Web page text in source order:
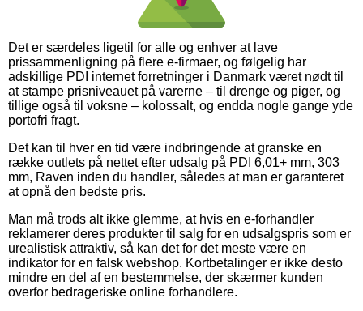
Det er særdeles ligetil for alle og enhver at lave
prissammenligning på flere e-firmaer, og følgelig har
adskillige PDI internet forretninger i Danmark været nødt til
at stampe prisniveauet på varerne – til drenge og piger, og
tillige også til voksne – kolossalt, og endda nogle gange yde
portofri fragt.
Det kan til hver en tid være indbringende at granske en
række outlets på nettet efter udsalg på PDI 6,01+ mm, 303
mm, Raven inden du handler, således at man er garanteret
at opnå den bedste pris.
Man må trods alt ikke glemme, at hvis en e-forhandler
reklamerer deres produkter til salg for en udsalgspris som er
urealistisk attraktiv, så kan det for det meste være en
indikator for en falsk webshop. Kortbetalinger er ikke desto
mindre en del af en bestemmelse, der skærmer kunden
overfor bedrageriske online forhandlere.